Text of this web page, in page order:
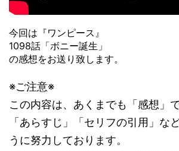
今回は『ワンピース』
1098話「ボニー誕生」
の感想をお送り致します。
※ご注意※
この内容は、あくまでも「感想」
「あらすじ」「セリフの引用」な
うに努力しております。